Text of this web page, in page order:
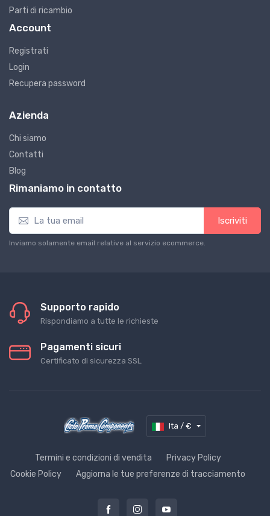
Parti di ricambio
Account
Registrati
Login
Recupera password
Azienda
Chi siamo
Contatti
Blog
Rimaniamo in contatto
Iscriviti
Inviamo solamente email relative al servizio ecommerce.
Supporto rapido
Rispondiamo a tutte le richieste
Pagamenti sicuri
Certificato di sicurezza SSL
Ita / €
Termini e condizioni di vendita
Privacy Policy
Cookie Policy
Aggiorna le tue preferenze di tracciamento